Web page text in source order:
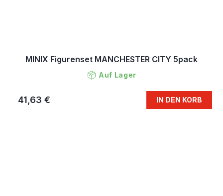
MINIX Figurenset MANCHESTER CITY 5pack
Auf Lager
41,63 € IN DEN KORB